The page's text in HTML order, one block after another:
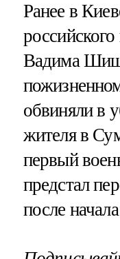
Ранее в
Вадима
обвиняли в
жителя в
первый
предстал
после